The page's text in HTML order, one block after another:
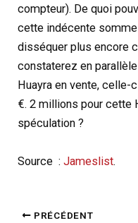
compteur). De quoi
cette indécente
disséquer plus encore
constaterez en
Huayra en vente,
€. 2 millions pour cette
spéculation ?
Source :Jameslist.
PRÉCÉDENT